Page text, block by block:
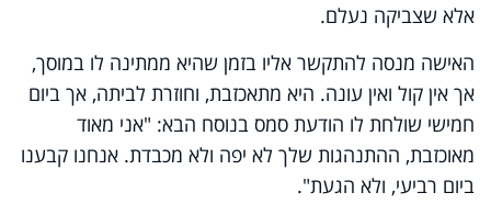
אלא שצביקה נעלם.
האישה מנסה להתקשר אליו בזמן שהיא ממתינה לו במוסך,
אך אין קול ואין עונה. היא מתאכזבת, וחוזרת לביתה, אך ביום
חמישי שולחת לו הודעת סמס בנוסח הבא: "אני מאוד
מאוכזבת, ההתנהגות שלך לא יפה ולא מכבדת. אנחנו קבענו
ביום רביעי, ולא הגעת".